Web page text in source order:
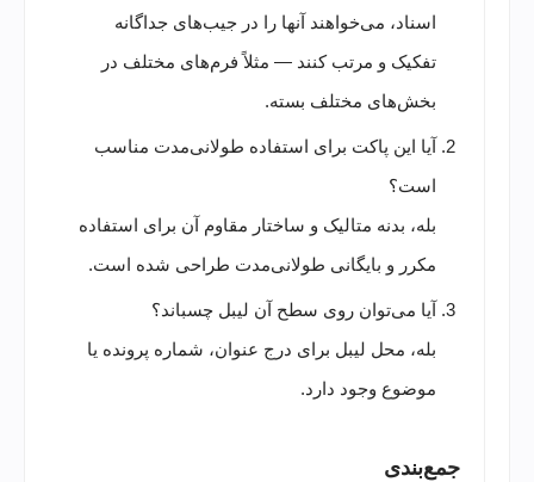
اسناد، می‌خواهند آنها را در جیب‌های جداگانه
تفکیک و مرتب کنند — مثلاً فرم‌های مختلف در
بخش‌های مختلف بسته.
آیا این پاکت برای استفاده طولانی‌مدت مناسب
است؟
بله، بدنه متالیک و ساختار مقاوم آن برای استفاده
مکرر و بایگانی طولانی‌مدت طراحی شده است.
آیا می‌توان روی سطح آن لیبل چسباند؟
بله، محل لیبل برای درج عنوان، شماره پرونده یا
موضوع وجود دارد.
جمع‌بندی